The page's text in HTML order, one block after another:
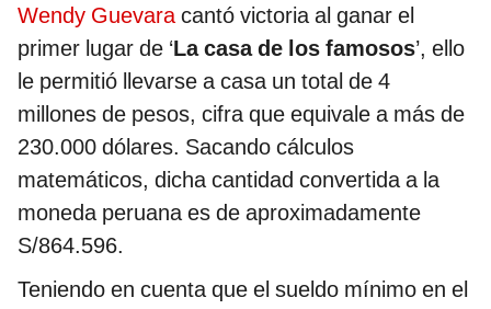
Wendy Guevaracantó victoria al ganar el
primer lugar de ‘La casa de los famosos’, ello
le permitió llevarse a casa un total de 4
millones de pesos, cifra que equivale a más de
230.000 dólares. Sacando cálculos
matemáticos, dicha cantidad convertida a la
moneda peruana es de aproximadamente
S/864.596.
Teniendo en cuenta que el sueldo mínimo en el